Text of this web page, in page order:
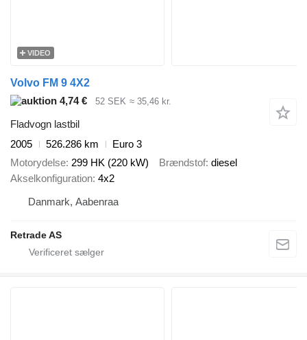
VIDEO
Volvo FM 9 4X2
4,74 €
52 SEK ≈ 35,46 kr.
Fladvogn lastbil
2005
526.286 km
Euro 3
Motorydelse 299 HK (220 kW) Brændstof diesel
Akselkonfiguration 4x2
Danmark, Aabenraa
Retrade AS